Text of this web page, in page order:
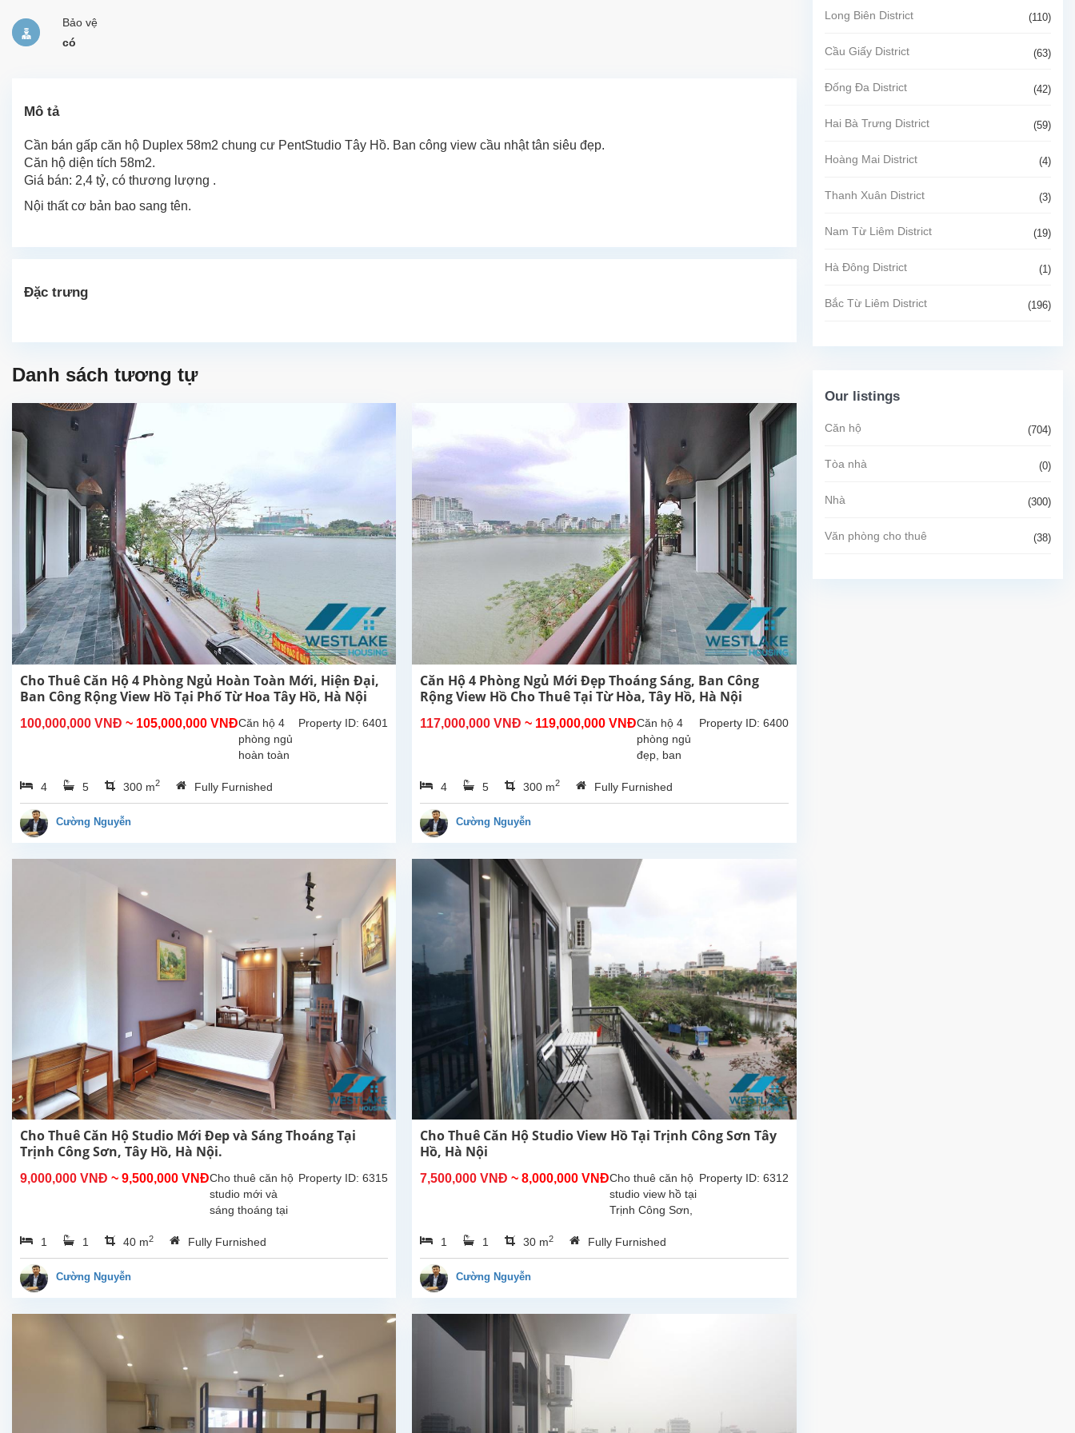
Bảo vệ
có
Mô tả
Cần bán gấp căn hộ Duplex 58m2 chung cư PentStudio Tây Hồ. Ban công view cầu nhật tân siêu đẹp.
Căn hộ diện tích 58m2.
Giá bán: 2,4 tỷ, có thương lượng .
Nội thất cơ bản bao sang tên.
Đặc trưng
Danh sách tương tự
Cho Thuê Căn Hộ 4 Phòng Ngủ Hoàn Toàn Mới, Hiện Đại,
Ban Công Rộng View Hồ Tại Phố Từ Hoa Tây Hồ, Hà Nội
100,000,000 VNĐ ~ 105,000,000 VNĐ Property ID: 6401
Căn hộ 4
phòng ngủ
hoàn toàn
đẹp hiên
đại, ban
4 5 300 m2 Fully Furnished
Cường Nguyễn
Căn Hộ 4 Phòng Ngủ Mới Đẹp Thoáng Sáng, Ban Công
Rộng View Hồ Cho Thuê Tại Từ Hòa, Tây Hồ, Hà Nội
117,000,000 VNĐ ~ 119,000,000 VNĐ Property ID: 6400
Căn hộ 4
phòng ngủ
đẹp, ban
thoáng mát,
view Hồ tại
tích sử
4 5 300 m2 Fully Furnished
Cường Nguyễn
Cho Thuê Căn Hộ Studio Mới Đep và Sáng Thoáng Tại
Trịnh Công Sơn, Tây Hồ, Hà Nội.
9,000,000 VNĐ ~ 9,500,000 VNĐ Property ID: 6315
Cho thuê căn hộ
studio mới và
sáng thoáng tại
Tây Hồ, Hà Nội.
Diện tích sinh
1 1 40 m2 Fully Furnished
Cường Nguyễn
Cho Thuê Căn Hộ Studio View Hồ Tại Trịnh Công Sơn Tây
Hồ, Hà Nội
7,500,000 VNĐ ~ 8,000,000 VNĐ Property ID: 6312
Cho thuê căn hộ
studio view hồ tại
Trịnh Công Sơn,
30m², đã được
lắp đặt các trang
1 1 30 m2 Fully Furnished
Cường Nguyễn
Long Biên District (110)
Cầu Giấy District (63)
Đống Đa District (42)
Hai Bà Trưng District (59)
Hoàng Mai District (4)
Thanh Xuân District (3)
Nam Từ Liêm District (19)
Hà Đông District (1)
Bắc Từ Liêm District (196)
Our listings
Căn hộ (704)
Tòa nhà (0)
Nhà (300)
Văn phòng cho thuê (38)